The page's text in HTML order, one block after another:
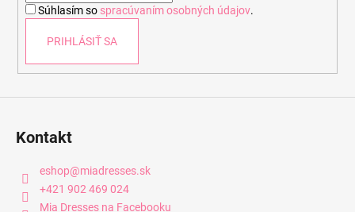
Súhlasím so spracúvaním osobných údajov.
PRIHLÁSIŤ SA
Kontakt
eshop@miadresses.sk
+421 902 469 024
Mia Dresses na Facebooku